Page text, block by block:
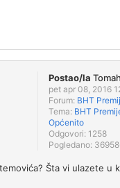
Postao/la
pet apr 08, 2016
Forum: BHT
Tema: BHT
Općenito
Odgovori: 1258
Pogledano:
Šta vi ulazete u